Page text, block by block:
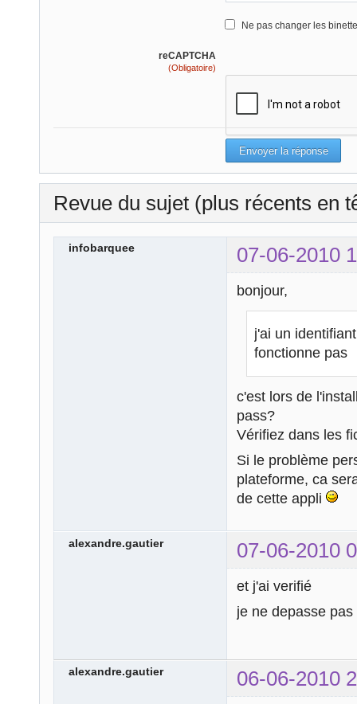
Ne pas changer les
reCAPTCHA
(Obligatoire)
Revue du sujet (plus récents en
infobarquee 07-06-2010
bonjour,
j'ai un
fonctionne pas
c'est lors de
pass?
Vérifiez dans les
Si le problème
plateforme, ca
de cette appli
alexandre.gautier 07-06-2010
et j'ai verifié
je ne depasse
alexandre.gautier 06-06-2010